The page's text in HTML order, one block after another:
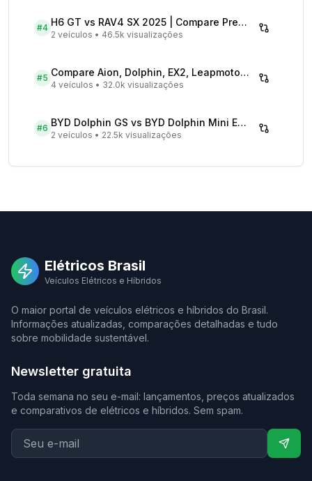
#4 H6 GT vs RAV4 SX 2025 | Compare Preços
2 veículos • 46.5k visualizações
#5 Compare Aion, Dolphin, EX2, Leapmotor 2026 | Veículos Elétricos
4 veículos • 32.0k visualizações
#6 BYD Dolphin GS vs BYD Dolphin Mini EV - Comparativo Completo
2 veículos • 22.5k visualizações
Elétricos Brasil
Veículos Elétricos e Híbridos
O maior portal de veículos elétricos e híbridos do Brasil.
Informações atualizadas, comparações detalhadas e tudo
sobre mobilidade sustentável.
Newsletter gratuita
Toda semana no seu e-mail: lançamentos, preços atualizados
e comparativos de elétricos e híbridos. Sem spam.